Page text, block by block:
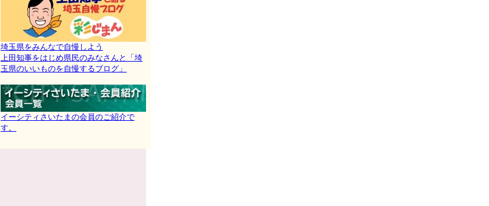
埼玉県をみんなで自慢しよう
上田知事をはじめ県民のみなさんと「埼
玉県のいいものを自慢するブログ」
イーシティさいたまの会員のご紹介で
す。